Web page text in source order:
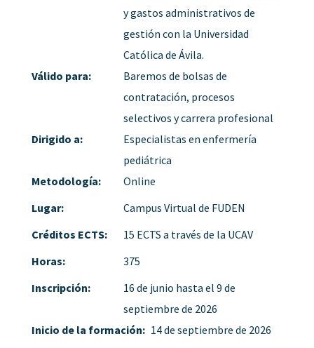
y gastos administrativos de
gestión con la Universidad
Católica de Ávila.
Válido para:
Baremos de bolsas de
contratación, procesos
selectivos y carrera profesional
Dirigido a:
Especialistas en enfermería
pediátrica
Metodología:
Online
Lugar:
Campus Virtual de FUDEN
Créditos ECTS:
15 ECTS a través de la UCAV
Horas:
375
Inscripción:
16 de junio hasta el 9 de
septiembre de 2026
Inicio de la formación: 14 de septiembre de 2026